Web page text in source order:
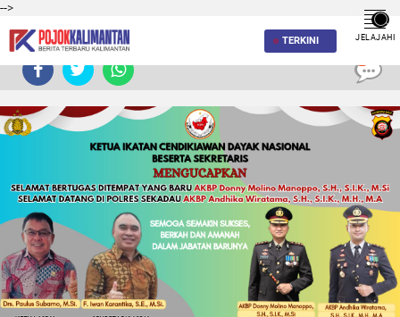
-->
TERKINI JELAJAHI